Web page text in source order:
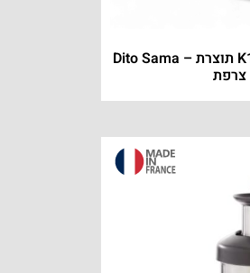
מעבד מזון 18 ליטר דגם K180 תוצרת Dito Sama –